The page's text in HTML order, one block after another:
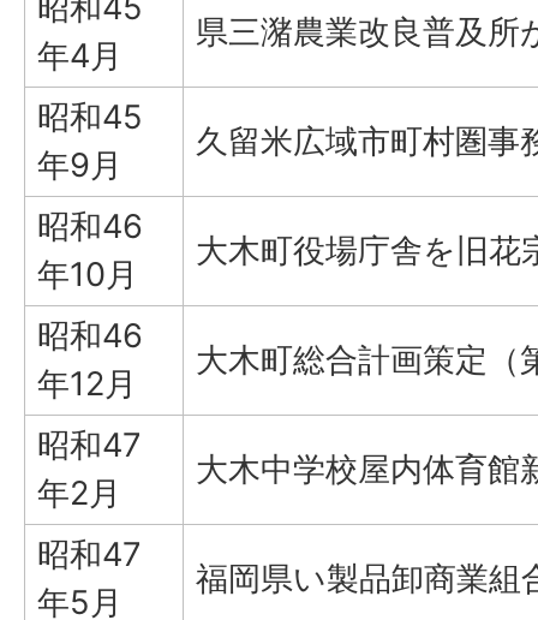
年4月
県三潴農業改良普及所
昭和45
年9月
久留米広域市町村圏事
昭和46
年10月
大木町役場庁舎を旧花
昭和46
年12月
大木町総合計画策定（
昭和47
年2月
大木中学校屋内体育館
昭和47
年5月
福岡県い製品卸商業組